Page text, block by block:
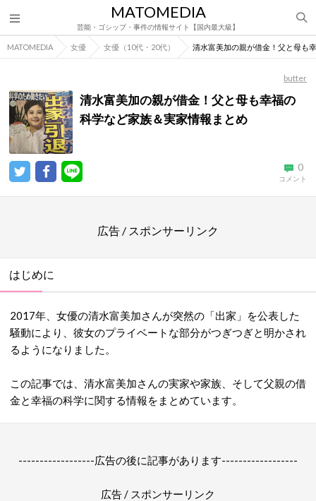
MATOMEDIA
芸能・ゴシップ・事件の情報サイト【国内最大級】
MATOMEDIA 女優 女優（10代・20代） 清水富美加の親が借金！父と母も
butter
清水富美加の親が借金！父と母も幸福の
科学など家族＆実家情報まとめ
0
コメント
広告 / スポンサーリンク
はじめに
2017年、女優の清水富美加さんが突然の「出家」を公表した
騒動により、彼女のプライベートな部分がつぎつぎと明かされ
るようになりました。
この記事では、清水富美加さんの実家や家族、そして父親の借
金と幸福の科学に関する情報をまとめています。
------------------広告の後に記事があります------------------
広告 / スポンサーリンク